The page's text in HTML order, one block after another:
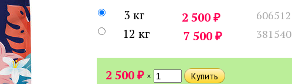
3 кг 2 500₽ 606512
12 кг 7 500₽ 381540
2 500₽ ×